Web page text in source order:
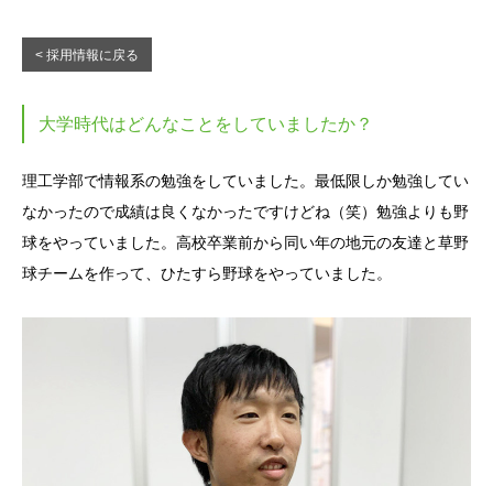
< 採用情報に戻る
大学時代はどんなことをしていましたか？
理工学部で情報系の勉強をしていました。最低限しか勉強してい
なかったので成績は良くなかったですけどね（笑）勉強よりも野
球をやっていました。高校卒業前から同い年の地元の友達と草野
球チームを作って、ひたすら野球をやっていました。